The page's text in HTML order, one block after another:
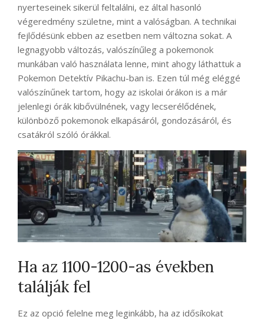
nyerteseinek sikerül feltalálni, ez által hasonló
végeredmény születne, mint a valóságban. A technikai
fejlődésünk ebben az esetben nem változna sokat. A
legnagyobb változás, valószínűleg a pokemonok
munkában való használata lenne, mint ahogy láthattuk a
Pokemon Detektív Pikachu-ban is. Ezen túl még eléggé
valószínűnek tartom, hogy az iskolai órákon is a már
jelenlegi órák kibővülnének, vagy lecserélődének,
különböző pokemonok elkapásáról, gondozásáról, és
csatákról szóló órákkal.
Ha az 1100-1200-as években
találják fel
Ez az opció felelne meg leginkább, ha az idősíkokat